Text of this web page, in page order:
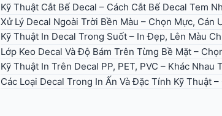
Kỹ Thuật Cắt Bế Decal – Cách Cắt Bế Decal Tem
Xử Lý Decal Ngoài Trời Bền Màu – Chọn Mực, Cán
Kỹ Thuật In Decal Trong Suốt – In Đẹp, Lên Màu
Lớp Keo Decal Và Độ Bám Trên Từng Bề Mặt –
Kỹ Thuật In Trên Decal PP, PET, PVC – Khác Nhau
Các Loại Decal Trong In Ấn Và Đặc Tính Kỹ Thuật